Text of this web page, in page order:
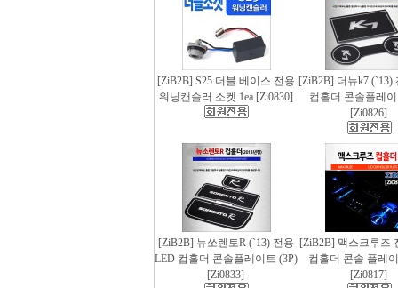
[ZiB2B] S25 더블 베이스 전용
워닝캔슬러 소켓 1ea [Zi0830]
[ZiB2B] 더뉴k7 (`13)
컵홀더 콘솔플레
[Zi0826]
[ZiB2B] 뉴쏘렌토R (`13) 전용
LED 컵홀더 콘솔플레이트 (3P)
[Zi0833]
[ZiB2B] 맥스크루즈
컵홀더 콘솔 플레
[Zi0817]